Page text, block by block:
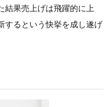
結果売上げは飛躍的に上
するという快挙を成し遂げ